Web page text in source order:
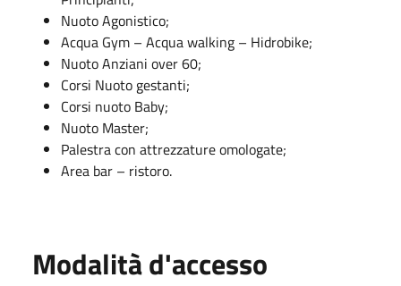
Nuoto Agonistico;
Acqua Gym – Acqua walking – Hidrobike;
Nuoto Anziani over 60;
Corsi Nuoto gestanti;
Corsi nuoto Baby;
Nuoto Master;
Palestra con attrezzature omologate;
Area bar – ristoro.
Modalità d'accesso